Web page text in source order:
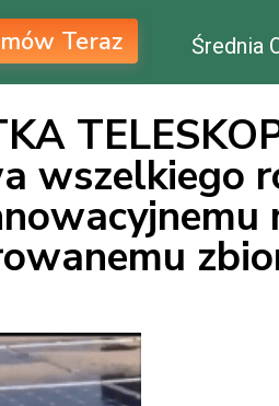
Teraz Średnia
wszelkiego